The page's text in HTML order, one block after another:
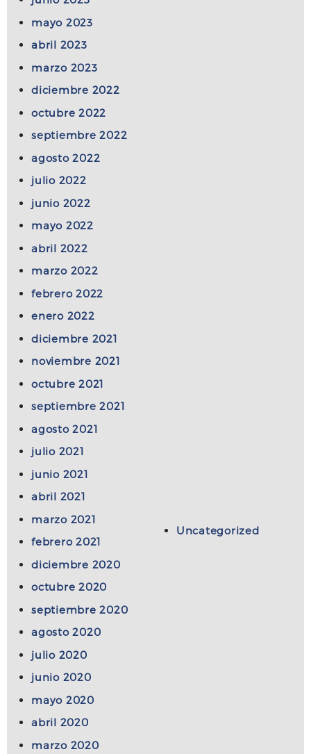
mayo 2023
abril 2023
marzo 2023
diciembre 2022
octubre 2022
septiembre 2022
agosto 2022
julio 2022
junio 2022
mayo 2022
abril 2022
marzo 2022
febrero 2022
enero 2022
diciembre 2021
noviembre 2021
octubre 2021
septiembre 2021
agosto 2021
julio 2021
junio 2021
abril 2021
marzo 2021
febrero 2021
diciembre 2020
octubre 2020
septiembre 2020
agosto 2020
julio 2020
junio 2020
mayo 2020
abril 2020
marzo 2020
Uncategorized